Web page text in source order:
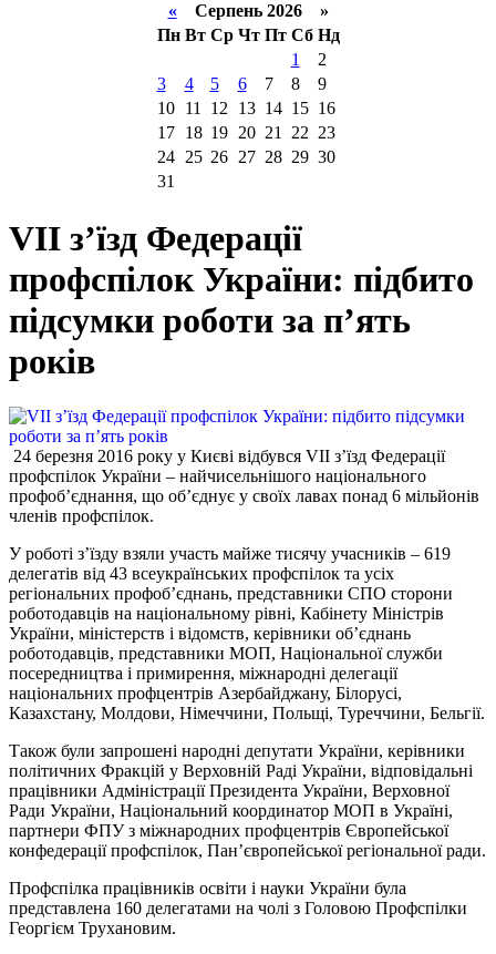
«Серпень 2026 »
Пн Вт Ср Чт Пт Сб Нд
1
2
3
4 5 6 7 8
9
10
11 12 13 14 15 16
17
18 19 20 21 22 23
24
25 26 27 28 29 30
31
VII з’їзд Федерації
профспілок України: підбито
підсумки роботи за п’ять
років
24 березня 2016 року у Києві відбувся VII з’їзд Федерації
профспілок України – найчисельнішого національного
профоб’єднання, що об’єднує у своїх лавах понад 6 мільйонів
членів профспілок.
У роботі з’їзду взяли участь майже тисячу учасників – 619
делегатів від 43 всеукраїнських профспілок та усіх
регіональних профоб’єднань, представники СПО сторони
роботодавців на національному рівні, Кабінету Міністрів
України, міністерств і відомств, керівники об’єднань
роботодавців, представники МОП, Національної служби
посередництва і примирення, міжнародні делегації
національних профцентрів Азербайджану, Білорусі,
Казахстану, Молдови, Німеччини, Польщі, Туреччини, Бельгії.
Також були запрошені народні депутати України, керівники
політичних Фракцій у Верховній Раді України, відповідальні
працівники Адміністрації Президента України, Верховної
Ради України, Національний координатор МОП в Україні,
партнери ФПУ з міжнародних профцентрів Європейської
конфедерації профспілок, Пан’європейської регіональної ради.
Профспілка працівників освіти і науки України була
представлена 160 делегатами на чолі з Головою Профспілки
Георгієм Трухановим.